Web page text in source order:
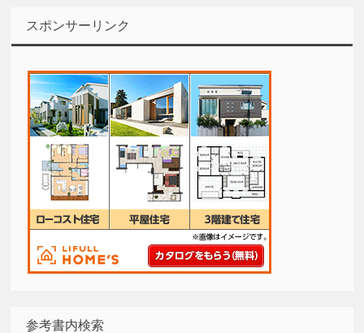
スポンサーリンク
参考書内検索